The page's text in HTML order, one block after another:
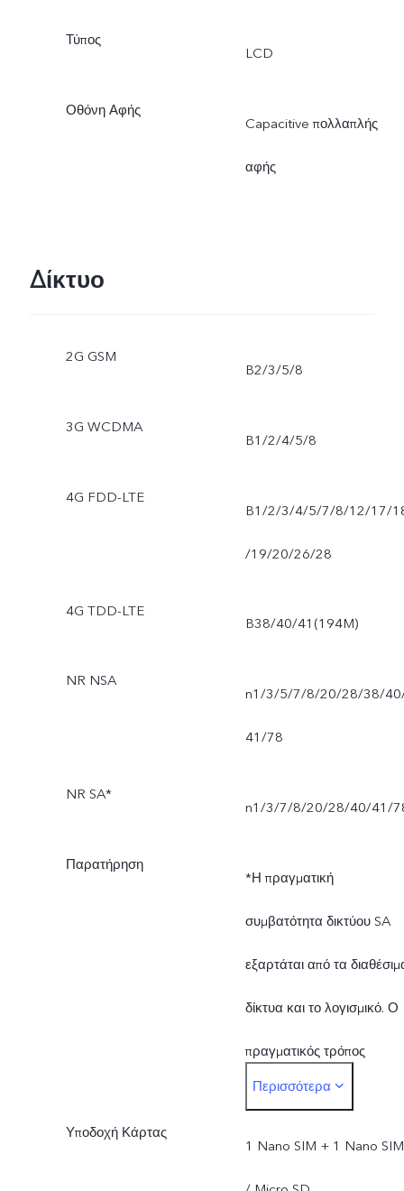
Τύπος
LCD
Οθόνη Αφής
Capacitive πολλαπλής
αφής
Δίκτυο
2G GSM
B2/3/5/8
3G WCDMA
B1/2/4/5/8
4G FDD-LTE
B1/2/3/4/5/7/8/12/17/
/19/20/26/28
4G TDD-LTE
B38/40/41(194M)
NR NSA
n1/3/5/7/8/20/28/38/
41/78
NR SA*
n1/3/7/8/20/28/40/41/
Παρατήρηση
*Η πραγματική
συμβατότητα δικτύου SA
εξαρτάται από τα
δίκτυα και το λογισμικό. Ο
πραγματικός τρόπος
λειτουργίας και η κάλυψη
του δικτύου 5G
από την κατάσταση του
Περισσότερα
Υποδοχή Κάρτας
1 Nano SIM + 1 Nano SIM